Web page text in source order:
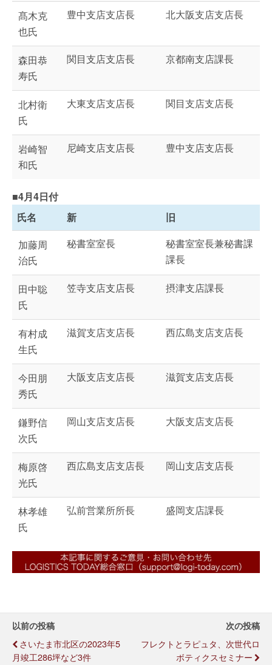
髙木克
也氏
豊中支店支店長 北大阪支店支店長
森田恭
寿氏
関目支店支店長 京都南支店課長
北村衛
氏
大東支店支店長 関目支店支店長
岩崎智
和氏
尼崎支店支店長 豊中支店支店長
■4月4日付
氏名
新
旧
加藤周
治氏
秘書室室長
秘書室室長兼秘書課
課長
田中聡
氏
笠寺支店支店長 摂津支店課長
有村成
生氏
滋賀支店支店長 西広島支店支店長
今田朋
秀氏
大阪支店支店長 滋賀支店支店長
鎌野信
次氏
岡山支店支店長 大阪支店支店長
梅原啓
光氏
西広島支店支店長 岡山支店支店長
林孝雄
氏
弘前営業所所長 盛岡支店課長
以前の投稿
さいたま市北区の2023年5
月竣工286坪など3件
次の投稿
フレクトとラピュタ、次世代ロ
ボティクスセミナー